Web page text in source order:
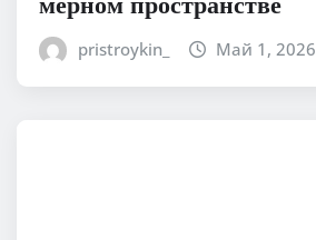
pristroykin_ Май 1, 2026